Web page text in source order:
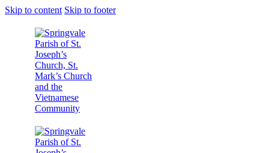
Skip to content Skip to footer